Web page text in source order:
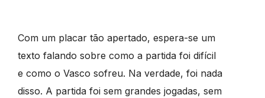
Com um placar tão apertado, espera-se um
texto falando sobre como a partida foi difícil
e como o Vasco sofreu. Na verdade, foi nada
disso. A partida foi sem grandes jogadas, sem